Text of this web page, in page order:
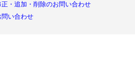
・追加・削除のお問い合わせ
い合わせ